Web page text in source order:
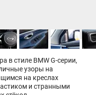
в стиле BMW G-серии,
узоры на
на креслах
и странными